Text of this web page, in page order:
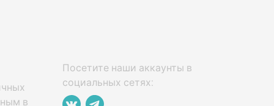
в
Посетите наши аккаунты в
социальных сетях: